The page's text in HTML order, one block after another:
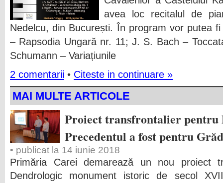
avea loc recitalul de
Nedelcu, din București. În program vor putea
– Rapsodia Ungară nr. 11; J. S. Bach –
Schumann – Variațiunile
2 comentarii • Citeste in continuare »
MAI MULTE ARTICOLE
Proiect transfrontalier pentru
Precedentul a fost pentru
• publicat la 14 iunie 2018
Primăria Carei demarează un nou proiect
Dendrologic monument istoric de secol